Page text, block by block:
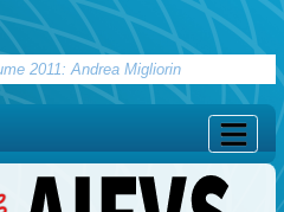
2011: Andrea Migliorin